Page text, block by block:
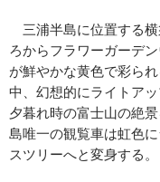
三浦半島に位置する
ろからフラワーガーデ
が鮮やかな黄色で彩ら
中、幻想的にライトア
夕暮れ時の富士山の絶
島唯一の観覧車は虹色
スツリーへと変身する。